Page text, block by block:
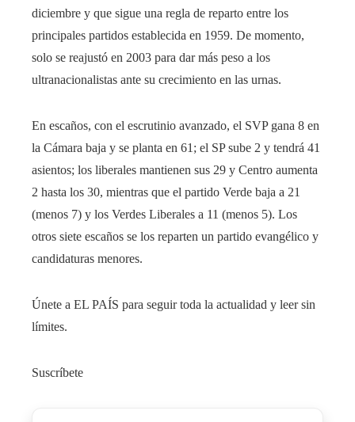
diciembre y que sigue una regla de reparto entre los
principales partidos establecida en 1959. De momento,
solo se reajustó en 2003 para dar más peso a los
ultranacionalistas ante su crecimiento en las urnas.
En escaños, con el escrutinio avanzado, el SVP gana 8 en
la Cámara baja y se planta en 61; el SP sube 2 y tendrá 41
asientos; los liberales mantienen sus 29 y Centro aumenta
2 hasta los 30, mientras que el partido Verde baja a 21
(menos 7) y los Verdes Liberales a 11 (menos 5). Los
otros siete escaños se los reparten un partido evangélico y
candidaturas menores.
Únete a EL PAÍS para seguir toda la actualidad y leer sin
límites.
Suscríbete